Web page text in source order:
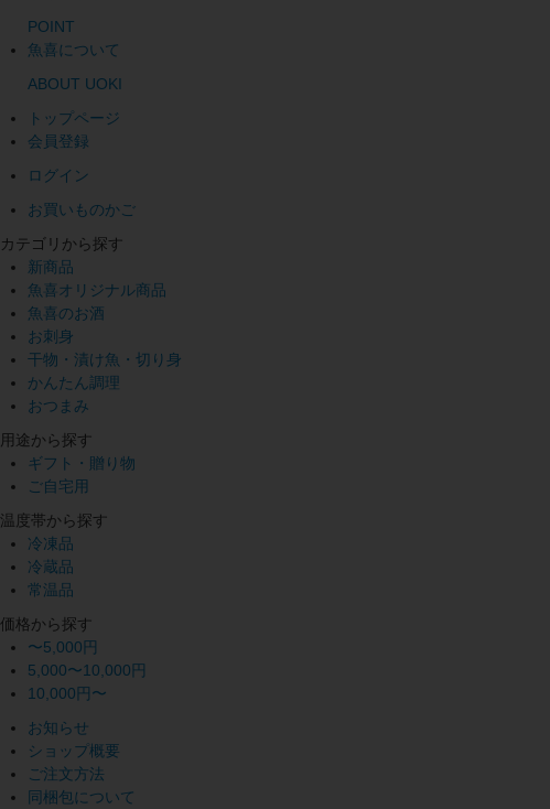
POINT
魚喜について
ABOUT UOKI
トップページ
会員登録
ログイン
お買いものかご
カテゴリから探す
新商品
魚喜オリジナル商品
魚喜のお酒
お刺身
干物・漬け魚・切り身
かんたん調理
おつまみ
用途から探す
ギフト・贈り物
ご自宅用
温度帯から探す
冷凍品
冷蔵品
常温品
価格から探す
〜5,000円
5,000〜10,000円
10,000円〜
お知らせ
ショップ概要
ご注文方法
同梱包について